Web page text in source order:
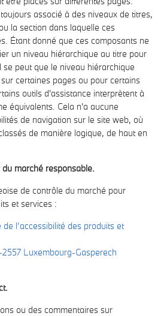
associé à des niveaux de titres,
la section dans laquelle ces
Étant donné que ces composants ne
un niveau hiérarchique au titre pour
peut que le niveau hiérarchique
certaines pages ou pour certains
outils d'assistance interprètent à
équivalents. Cela n'a aucune
de navigation sur le site web, où
de manière logique, de haut en
marché responsable.
de contrôle du marché pour
et services :
l’accessibilité des produits et
Luxembourg-Gasperech
ou des commentaires sur